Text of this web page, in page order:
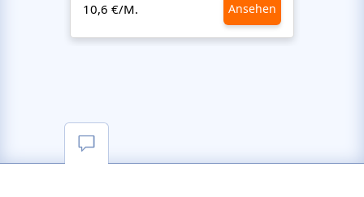
10,6 €/M. Ansehen